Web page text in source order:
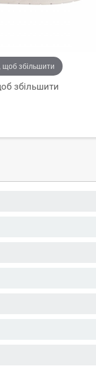
щоб збільшити
збільшити